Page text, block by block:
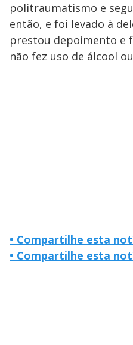
politraumatismo e
então, e foi levado à
prestou depoimento e
não fez uso de álcool
• Compartilhe esta
• Compartilhe esta